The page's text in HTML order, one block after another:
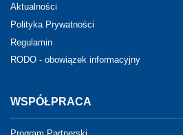
Aktualności
Polityka Prywatności
Regulamin
RODO - obowiązek informacyjny
WSPÓŁPRACA